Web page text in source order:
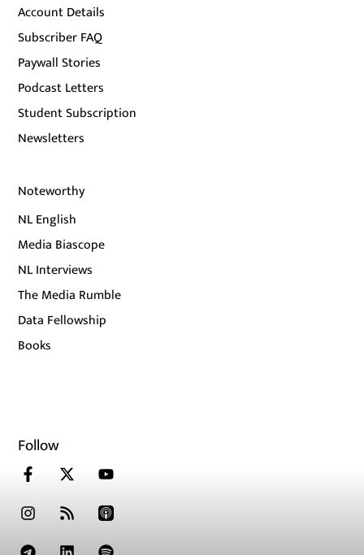
Account Details
Subscriber FAQ
Paywall Stories
Podcast Letters
Student Subscription
Newsletters
Noteworthy
NL English
Media Biascope
NL Interviews
The Media Rumble
Data Fellowship
Books
Follow